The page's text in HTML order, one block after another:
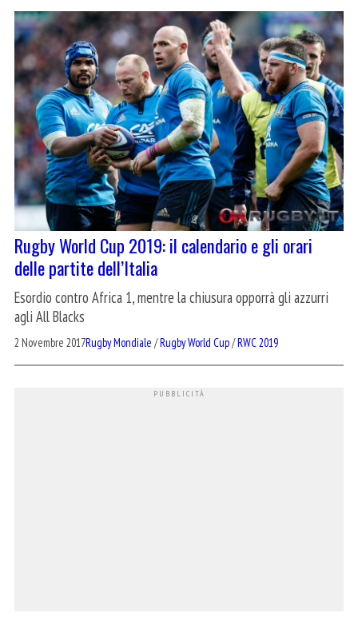
Rugby World Cup 2019: il calendario e gli orari
delle partite dell’Italia
Esordio contro Africa 1, mentre la chiusura opporrà gli azzurri
agli All Blacks
2 Novembre 2017Rugby Mondiale /Rugby World Cup/RWC 2019